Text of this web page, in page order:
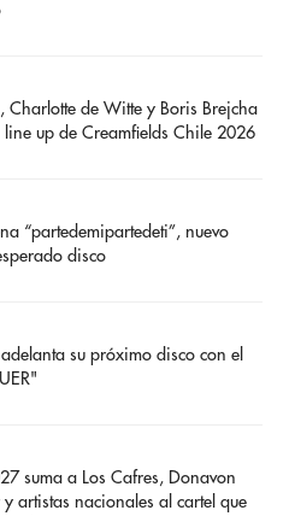
Charlotte de Witte y Boris Brejcha
line up de Creamfields Chile 2026
“partedemipartedeti”, nuevo
disco
su próximo disco con el
suma a Los Cafres, Donavon
y artistas nacionales al cartel que